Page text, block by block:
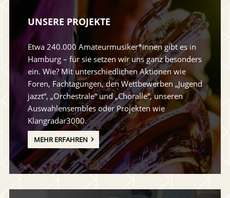
UNSERE PROJEKTE
Etwa 240.000 Amateurmusiker*innen gibt es in
Hamburg – für sie setzen wir uns ganz besonders
ein. Wie? Mit unterschiedlichen Aktionen wie
Foren, Fachtagungen, den Wettbewerben „Jugend
jazzt“, „Orchestrale“ und „Choralle“, unseren
Auswahlensembles oder Projekten wie
Klangradar3000.
MEHR ERFAHREN